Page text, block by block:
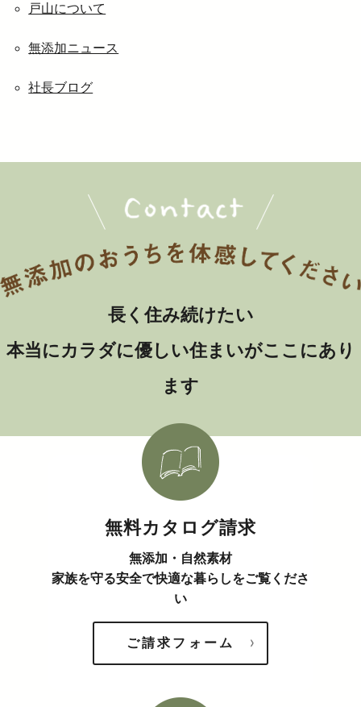
戸山について
無添加ニュース
社長ブログ
長く住み続けたい
本当にカラダに優しい住まいがここにあり
ます
無料カタログ請求
無添加・自然素材
家族を守る安全で快適な暮らしをご覧くださ
い
ご請求フォーム